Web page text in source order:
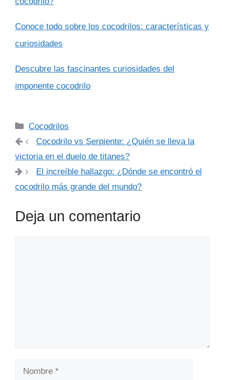
Conoce todo sobre los cocodrilos: características y
curiosidades
Descubre las fascinantes curiosidades del
imponente cocodrilo
Categorías
Cocodrilos
Cocodrilo vs Serpiente: ¿Quién se lleva la
victoria en el duelo de titanes?
El increíble hallazgo: ¿Dónde se encontró el
cocodrilo más grande del mundo?
Deja un comentario
Nombre